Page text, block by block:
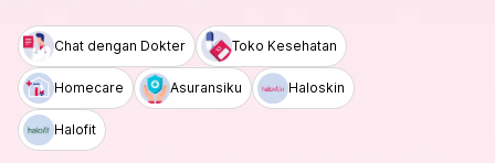
Chat dengan Dokter Toko Kesehatan
Homecare Asuransiku Haloskin
Halofit